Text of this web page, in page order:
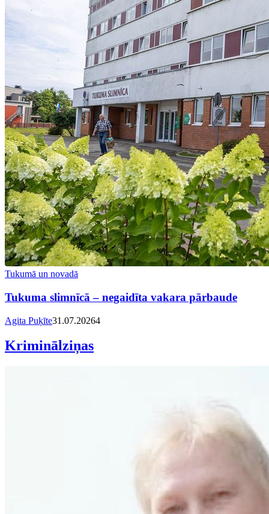
Tukumā un novadā
Tukuma slimnīcā – negaidīta vakara pārbaude
Agita Puķīte31.07.20264
Kriminālziņas